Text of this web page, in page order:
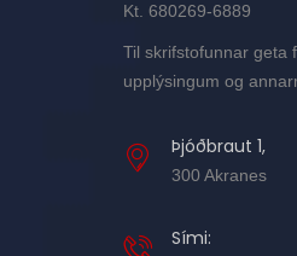
Kt. 680269-6889
Til skrifstofunnar geta
upplýsingum og
Þjóðbraut 1,
300 Akranes
Sími: